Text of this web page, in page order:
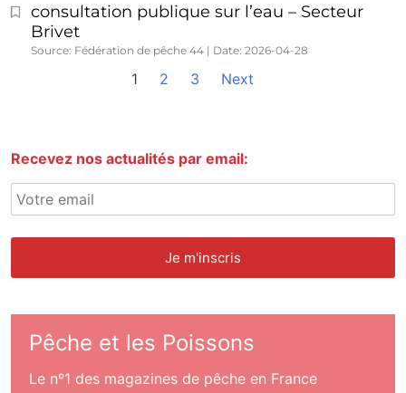
consultation publique sur l’eau – Secteur
Brivet
Source: Fédération de pêche 44 Date: 2026-04-28
1 2 3 Next
Recevez nos actualités par email:
Pêche et les Poissons
Le nº1 des magazines de pêche en France